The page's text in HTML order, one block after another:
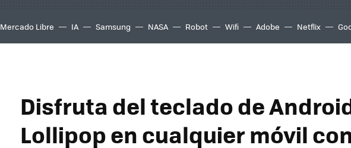
Mercado Libre IA Samsung NASA Robot Wifi Adobe Netflix
Disfruta del teclado de
Lollipop en cualquier móvil